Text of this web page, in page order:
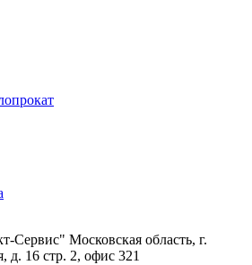
Московская область, г.
д. 16 стр. 2, офис 321